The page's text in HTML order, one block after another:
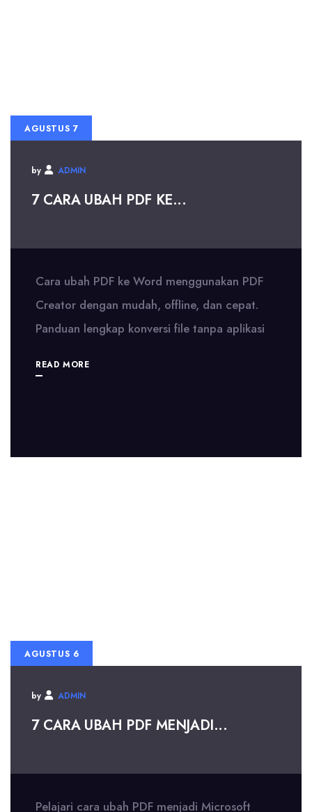
AGUSTUS 7
by ADMIN
7 CARA UBAH PDF KE...
Cara ubah PDF ke Word menggunakan PDF
Creator dengan mudah, offline, dan cepat.
Panduan lengkap konversi file tanpa aplikasi
READ MORE
AGUSTUS 6
by ADMIN
7 CARA UBAH PDF MENJADI...
Pelajari cara ubah PDF menjadi Microsoft